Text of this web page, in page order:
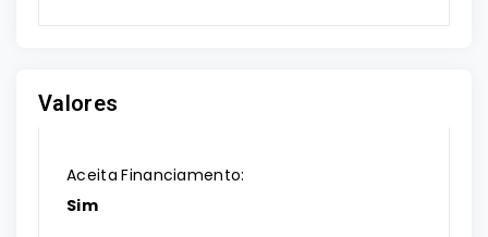
Valores
Aceita Financiamento:
Sim